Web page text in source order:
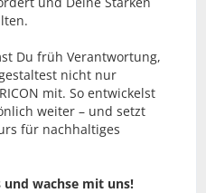
Du früh Verantwortung,
nicht nur
mit. So entwickelst
weiter – und setzt
für nachhaltiges
und wachse mit uns!